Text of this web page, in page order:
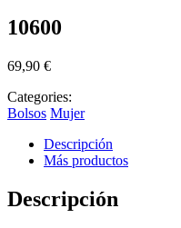
10600
69,90 €
Categories:
Bolsos Mujer
Descripción
Más productos
Descripción